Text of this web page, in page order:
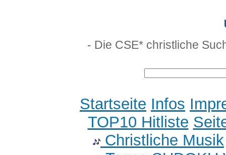
- Die CSE* christliche
Startseite Infos
TOP10 Hitliste
Christliche Musik